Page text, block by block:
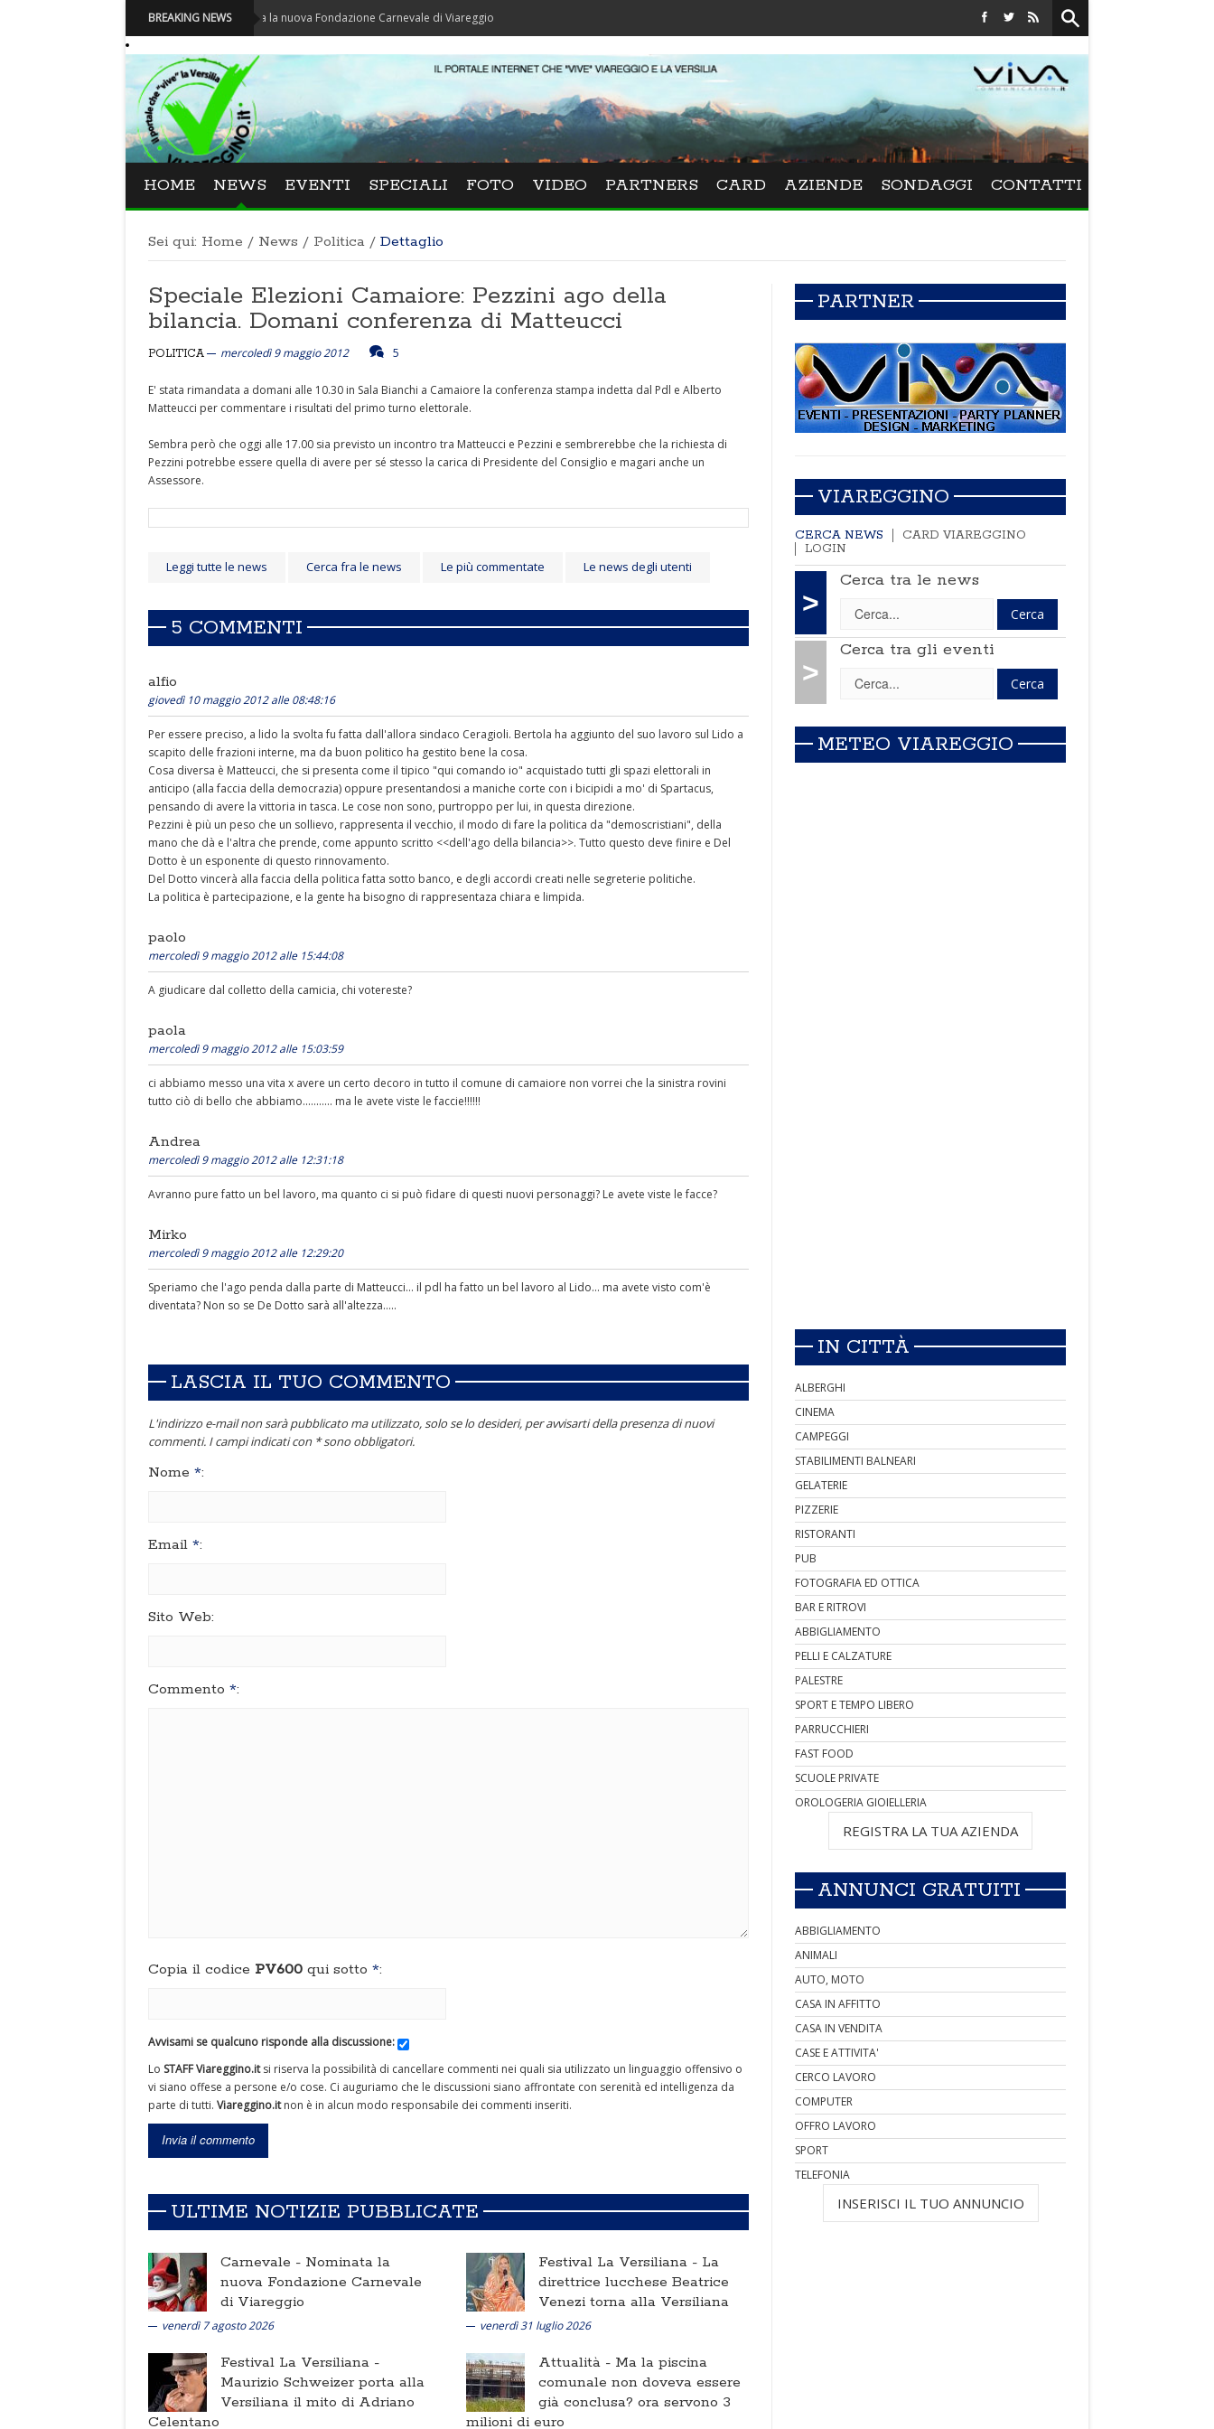
BREAKING NEWS
Carnevale - Nominata la nuova Fondazione Carnevale di Viareggio Festival La Versiliana - La direttrice lucchese Beatrice
HOME NEWS EVENTI SPECIALI FOTO VIDEO PARTNERS CARD AZIENDE SONDAGGI CONTATTI
Sei qui: Home / News / Politica / Dettaglio
Speciale Elezioni Camaiore: Pezzini ago della
bilancia. Domani conferenza di Matteucci
POLITICA mercoledì 9 maggio 2012 5
E' stata rimandata a domani alle 10.30 in Sala Bianchi a Camaiore la conferenza stampa indetta dal Pdl e Alberto
Matteucci per commentare i risultati del primo turno elettorale.
Sembra però che oggi alle 17.00 sia previsto un incontro tra Matteucci e Pezzini e sembrerebbe che la richiesta di
Pezzini potrebbe essere quella di avere per sé stesso la carica di Presidente del Consiglio e magari anche un
Assessore.
Leggi tutte le news Cerca fra le news Le più commentate Le news degli utenti
5 COMMENTI
alfio
giovedì 10 maggio 2012 alle 08:48:16
Per essere preciso, a lido la svolta fu fatta dall'allora sindaco Ceragioli. Bertola ha aggiunto del suo lavoro sul Lido a
scapito delle frazioni interne, ma da buon politico ha gestito bene la cosa.
Cosa diversa è Matteucci, che si presenta come il tipico "qui comando io" acquistado tutti gli spazi elettorali in
anticipo (alla faccia della democrazia) oppure presentandosi a maniche corte con i bicipidi a mo' di Spartacus,
pensando di avere la vittoria in tasca. Le cose non sono, purtroppo per lui, in questa direzione.
Pezzini è più un peso che un sollievo, rappresenta il vecchio, il modo di fare la politica da "demoscristiani", della
mano che dà e l'altra che prende, come appunto scritto <<dell'ago della bilancia>>. Tutto questo deve finire e Del
Dotto è un esponente di questo rinnovamento.
Del Dotto vincerà alla faccia della politica fatta sotto banco, e degli accordi creati nelle segreterie politiche.
La politica è partecipazione, e la gente ha bisogno di rappresentaza chiara e limpida.
paolo
mercoledì 9 maggio 2012 alle 15:44:08
A giudicare dal colletto della camicia, chi votereste?
paola
mercoledì 9 maggio 2012 alle 15:03:59
ci abbiamo messo una vita x avere un certo decoro in tutto il comune di camaiore non vorrei che la sinistra rovini
tutto ciò di bello che abbiamo........... ma le avete viste le faccie!!!!!!
Andrea
mercoledì 9 maggio 2012 alle 12:31:18
Avranno pure fatto un bel lavoro, ma quanto ci si può fidare di questi nuovi personaggi? Le avete viste le facce?
Mirko
mercoledì 9 maggio 2012 alle 12:29:20
Speriamo che l'ago penda dalla parte di Matteucci... il pdl ha fatto un bel lavoro al Lido... ma avete visto com'è
diventata? Non so se De Dotto sarà all'altezza.....
LASCIA IL TUO COMMENTO
L'indirizzo e-mail non sarà pubblicato ma utilizzato, solo se lo desideri, per avvisarti della presenza di nuovi
commenti. I campi indicati con * sono obbligatori.
Nome *:
Email *:
Sito Web:
Commento *:
Copia il codice PV600 qui sotto *:
Avvisami se qualcuno risponde alla discussione:
Lo STAFF Viareggino.itsi riserva la possibilità di cancellare commenti nei quali sia utilizzato un linguaggio offensivo o
vi siano offese a persone e/o cose. Ci auguriamo che le discussioni siano affrontate con serenità ed intelligenza da
parte di tutti. Viareggino.itnon è in alcun modo responsabile dei commenti inseriti.
ULTIME NOTIZIE PUBBLICATE
Carnevale - Nominata la
nuova Fondazione Carnevale
di Viareggio
venerdì 7 agosto 2026
Festival La Versiliana - La
direttrice lucchese Beatrice
Venezi torna alla Versiliana
venerdì 31 luglio 2026
Festival La Versiliana -
Maurizio Schweizer porta alla
Versiliana il mito di Adriano
Celentano
Attualità - Ma la piscina
comunale non doveva essere
già conclusa? ora servono 3
milioni di euro
PARTNER
VIAREGGINO
CERCA NEWS
CARD VIAREGGINO
LOGIN
>
Cerca tra le news
>
Cerca tra gli eventi
METEO VIAREGGIO
IN CITTÀ
ALBERGHI
CINEMA
CAMPEGGI
STABILIMENTI BALNEARI
GELATERIE
PIZZERIE
RISTORANTI
PUB
FOTOGRAFIA ED OTTICA
BAR E RITROVI
ABBIGLIAMENTO
PELLI E CALZATURE
PALESTRE
SPORT E TEMPO LIBERO
PARRUCCHIERI
FAST FOOD
SCUOLE PRIVATE
OROLOGERIA GIOIELLERIA
REGISTRA LA TUA AZIENDA
ANNUNCI GRATUITI
ABBIGLIAMENTO
ANIMALI
AUTO, MOTO
CASA IN AFFITTO
CASA IN VENDITA
CASE E ATTIVITA'
CERCO LAVORO
COMPUTER
OFFRO LAVORO
SPORT
TELEFONIA
INSERISCI IL TUO ANNUNCIO